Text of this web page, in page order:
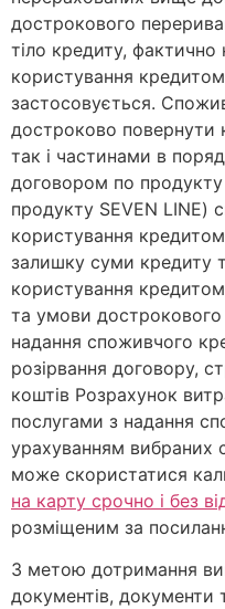
дострокового
тіло кредиту, фактично
користування
застосовується.
достроково повернути
так і частинами в
договором по
продукту SEVEN LINE)
користування
залишку суми кредиту
користування
та умови
надання споживчого
розірвання договору,
коштів Розрахунок
послугами з надання
урахуванням
може скористатися
на карту срочно і без
розміщеним за
З метою дотримання
документів, документи